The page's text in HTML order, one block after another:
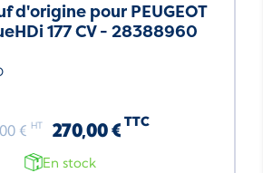
d'origine pour PEUGEOT
177 CV - 28388960
€ HT 270,00 € TTC
En stock